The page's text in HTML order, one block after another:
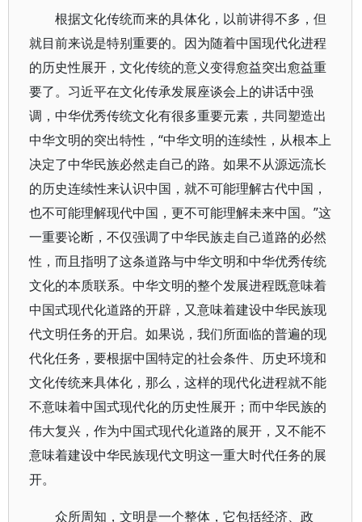
根据文化传统而来的具体化，以前讲得不多，但
就目前来说是特别重要的。因为随着中国现代化进程
的历史性展开，文化传统的意义变得愈益突出愈益重
要了。习近平在文化传承发展座谈会上的讲话中强
调，中华优秀传统文化有很多重要元素，共同塑造出
中华文明的突出特性，“中华文明的连续性，从根本上
决定了中华民族必然走自己的路。如果不从源远流长
的历史连续性来认识中国，就不可能理解古代中国，
也不可能理解现代中国，更不可能理解未来中国。”这
一重要论断，不仅强调了中华民族走自己道路的必然
性，而且指明了这条道路与中华文明和中华优秀传统
文化的本质联系。中华文明的整个发展进程既意味着
中国式现代化道路的开辟，又意味着建设中华民族现
代文明任务的开启。如果说，我们所面临的普遍的现
代化任务，要根据中国特定的社会条件、历史环境和
文化传统来具体化，那么，这样的现代化进程就不能
不意味着中国式现代化的历史性展开；而中华民族的
伟大复兴，作为中国式现代化道路的展开，又不能不
意味着建设中华民族现代文明这一重大时代任务的展
开。
众所周知，文明是一个整体，它包括经济、政